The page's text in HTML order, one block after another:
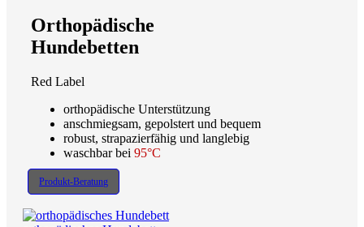
Orthopädische
Hundebetten
Red Label
orthopädische Unterstützung
anschmiegsam, gepolstert und bequem
robust, strapazierfähig und langlebig
waschbar bei 95°C
Produkt-Beratung